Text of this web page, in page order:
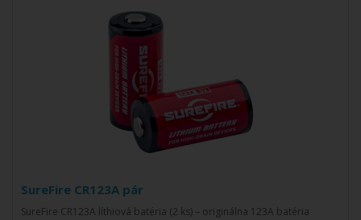
SureFire CR123A pár
SureFire CR123A líthiová batéria (2 ks) – originálna 123A batéria